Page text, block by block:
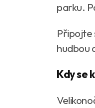
parku.
Připojte
hudbou
Kdy se